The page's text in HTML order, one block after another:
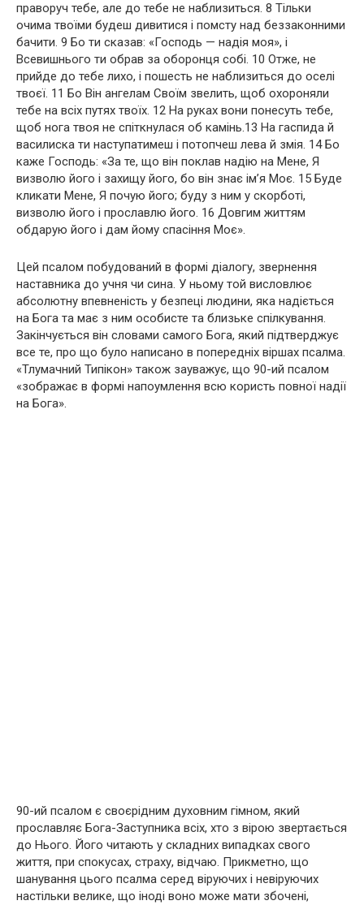
праворуч тебе, але до тебе не наблизиться. 8 Тільки
очима твоїми будеш дивитися і помсту над беззаконними
бачити. 9 Бо ти сказав: «Господь — надія моя», і
Всевишнього ти обрав за оборонця собі. 10 Отже, не
прийде до тебе лихо, і пошесть не наблизиться до оселі
твоєї. 11 Бо Він ангелам Своїм звелить, щоб охороняли
тебе на всіх путях твоїх. 12 На руках вони понесуть тебе,
щоб нога твоя не спіткнулася об камінь.13 На гаспида й
василиска ти наступатимеш і потопчеш лева й змія. 14 Бо
каже Господь: «За те, що він поклав надію на Мене, Я
визволю його і захищу його, бо він знає ім’я Моє. 15 Буде
кликати Мене, Я почую його; буду з ним у скорботі,
визволю його і прославлю його. 16 Довгим життям
обдарую його і дам йому спасіння Моє».
Цей псалом побудований в формі діалогу, звернення
наставника до учня чи сина. У ньому той висловлює
абсолютну впевненість у безпеці людини, яка надіється
на Бога та має з ним особисте та близьке спілкування.
Закінчується він словами самого Бога, який підтверджує
все те, про що було написано в попередніх віршах псалма.
«Тлумачний Типікон» також зауважує, що 90-ий псалом
«зображає в формі напоумлення всю користь повної надії
на Бога».
90-ий псалом є своєрідним духовним гімном, який
прославляє Бога-Заступника всіх, хто з вірою звертається
до Нього. Його читають у складних випадках свого
життя, при спокусах, страху, відчаю. Прикметно, що
шанування цього псалма серед віруючих і невіруючих
настільки велике, що іноді воно може мати збочені,